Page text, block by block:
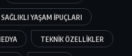
SAĞLIKLI YAŞAM IPUÇLARI
TEKNIK ÖZELLIKLER